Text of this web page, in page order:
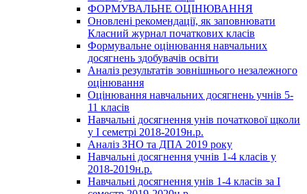
ФОРМУВАЛЬНЕ ОЦІНЮВАННЯ
Оновлені рекомендації, як заповнювати
Класний журнал початкових класів
Формувальне оцінювання навчальних
досягнень здобувачів освіти
Аналіз результатів зовнішнього незалежного
оцінювання
Оцінювання навчальних досягнень учнів 5-
11 класів
Навчальні досягнення унів початкової щколи
у І семетрі 2018-2019н.р.
Аналіз ЗНО та ДПА 2019 року
Навчальні досягнення учнів 1-4 класів у
2018-2019н.р.
Навчальні досягнення унів 1-4 класів за І